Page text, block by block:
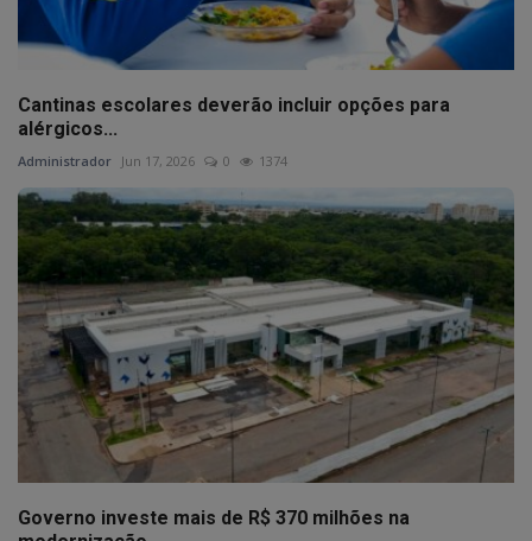
Cantinas escolares deverão incluir opções para
alérgicos...
Administrador Jun 17, 2026 0 1374
Governo investe mais de R$ 370 milhões na